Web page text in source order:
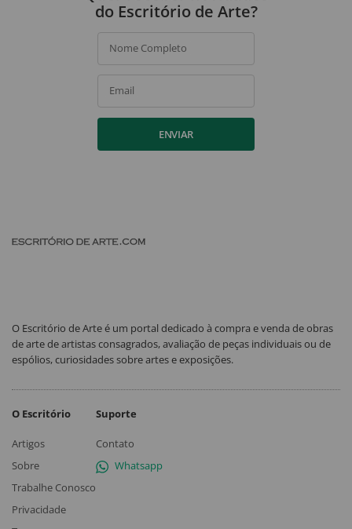
do Escritório de Arte?
Nome Completo
Email
ENVIAR
O Escritório de Arte é um portal dedicado à compra e venda de obras
de arte de artistas consagrados, avaliação de peças individuais ou de
espólios, curiosidades sobre artes e exposições.
O Escritório
Artigos
Sobre
Trabalhe Conosco
Privacidade
Suporte
Contato
Whatsapp